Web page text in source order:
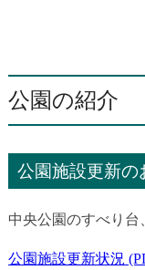
公園の紹介
公園施設更新の
中央公園のすべり台
公園施設更新状況